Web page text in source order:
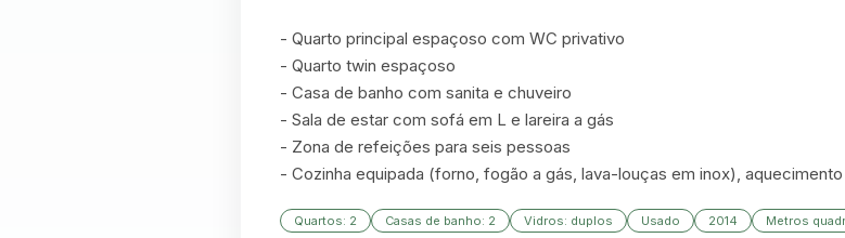
- Quarto principal espaçoso com WC privativo
- Quarto twin espaçoso
- Casa de banho com sanita e chuveiro
- Sala de estar com sofá em L e lareira a gás
- Zona de refeições para seis pessoas
- Cozinha equipada (forno, fogão a gás, lava-louças em inox),
Quartos: 2 Casas de banho: 2 Vidros: duplos Usado 2014 Metros